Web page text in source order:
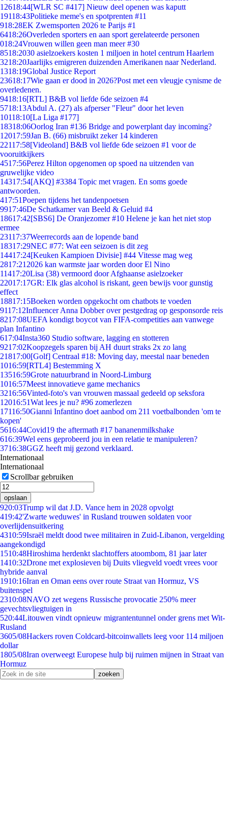
12618:44[WLR SC #417] Nieuw deel openen was kaputt
19118:43Politieke meme's en spotprenten #11
918:28EK Zwemsporten 2026 te Parijs #1
6418:26Overleden sporters en aan sport gerelateerde personen
018:24Vrouwen willen geen man meer #30
8518:2030 asielzoekers kosten 1 miljoen in hotel centrum Haarlem
3218:20Jaarlijks emigreren duizenden Amerikanen naar Nederland.
1318:19Global Justice Report
23618:17Wie gaan er dood in 2026?Post met een vleugje cynisme de
overledenen.
9418:16[RTL] B&B vol liefde 6de seizoen #4
5718:13Abdul A. (27) als afperser "Fleur" door het leven
10118:10[La Liga #177]
18318:06Oorlog Iran #136 Bridge and powerplant day incoming?
12017:59Jan B. (66) misbruikt zeker 14 kinderen
22117:58[Videoland] B&B vol liefde 6de seizoen #1 voor de
vooruitkijkers
4517:56Perez Hilton opgenomen op spoed na uitzenden van
gruwelijke video
14317:54[AKQ] #3384 Topic met vragen. En soms goede
antwoorden.
417:51Poepen tijdens het tandenpoetsen
9917:46De Schatkamer van Beeld & Geluid #4
18617:42[SBS6] De Oranjezomer #10 Helene je kan het niet stop
ermee
23117:37Weerrecords aan de lopende band
18317:29NEC #77: Wat een seizoen is dit zeg
14417:24[Keuken Kampioen Divisie] #44 Vitesse mag weg
2817:21 2026 kan warmste jaar worden door El Nino
11417:20Lisa (38) vermoord door Afghaanse asielzoeker
22017:17GR: Elk glas alcohol is riskant, geen bewijs voor gunstig
effect
18817:15Boeken worden opgekocht om chatbots te voeden
9117:12Influencer Anna Dobber over pestgedrag op gesponsorde reis
8217:08UEFA kondigt boycot van FIFA-competities aan vanwege
plan Infantino
617:04Insta360 Studio software, lagging en stotteren
9217:02Koopzegels sparen bij AH duurt straks 2x zo lang
21817:00[Golf] Centraal #18: Moving day, meestal naar beneden
1016:59[RTL4] Bestemming X
13516:59Grote natuurbrand in Noord-Limburg
1016:57Meest innovatieve game mechanics
3216:56Vinted-foto's van vrouwen massaal gedeeld op seksfora
12016:51Wat lees je nu? #96 zomerlezen
17116:50Gianni Infantino doet aanbod om 211 voetbalbonden 'om te
kopen'
5616:44Covid19 the aftermath #17 bananenmilkshake
616:39Wel eens geprobeerd jou in een relatie te manipuleren?
3716:38GGZ heeft mij gezond verklaard.
Internationaal
Internationaal
Scrollbar gebruiken
opslaan
920:03Trump wil dat J.D. Vance hem in 2028 opvolgt
419:42'Zwarte weduwes' in Rusland trouwen soldaten voor
overlijdensuitkering
4310:59Israël meldt dood twee militairen in Zuid-Libanon, vergelding
aangekondigd
1510:48Hiroshima herdenkt slachtoffers atoombom, 81 jaar later
1410:32Drone met explosieven bij Duits vliegveld voedt vrees voor
hybride aanval
1910:16Iran en Oman eens over route Straat van Hormuz, VS
buitenspel
2310:08NAVO zet wegens Russische provocatie 250% meer
gevechtsvliegtuigen in
520:44Litouwen vindt opnieuw migrantentunnel onder grens met Wit-
Rusland
3605/08Hackers roven Coldcard-bitcoinwallets leeg voor 114 miljoen
dollar
1805/08Iran overweegt Europese hulp bij ruimen mijnen in Straat van
Hormuz